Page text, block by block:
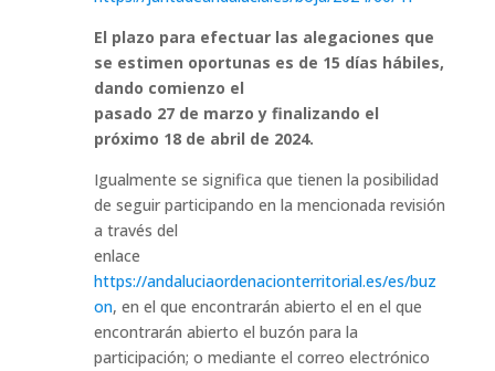
El plazo para efectuar las alegaciones que
se estimen oportunas es de 15 días hábiles,
dando comienzo el
pasado 27 de marzo y finalizando el
próximo 18 de abril de 2024.
Igualmente se significa que tienen la posibilidad
de seguir participando en la mencionada revisión
a través del
enlace
https://andaluciaordenacionterritorial.es/es/buz
on, en el que encontrarán abierto el en el que
encontrarán abierto el buzón para la
participación; o mediante el correo electrónico